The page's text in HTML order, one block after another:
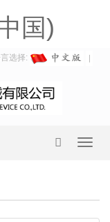
国)
选择: